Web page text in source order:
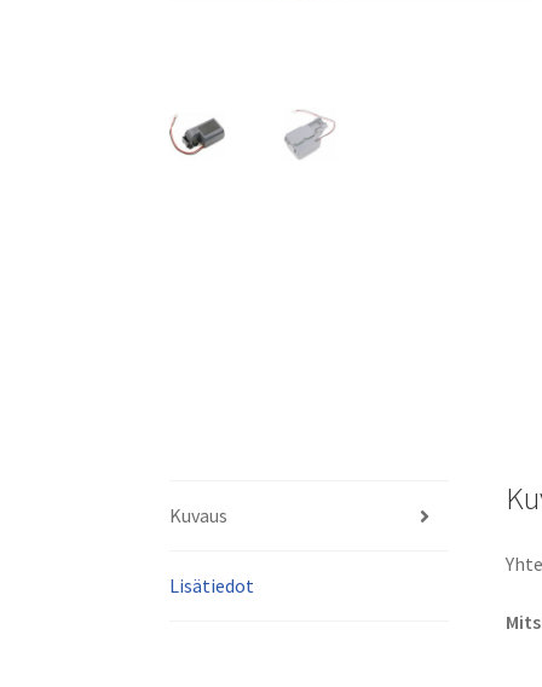
Kuvaus
Lisätiedot